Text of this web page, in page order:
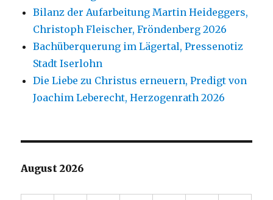
Bilanz der Aufarbeitung Martin Heideggers,
Christoph Fleischer, Fröndenberg 2026
Bachüberquerung im Lägertal, Pressenotiz
Stadt Iserlohn
Die Liebe zu Christus erneuern, Predigt von
Joachim Leberecht, Herzogenrath 2026
August 2026